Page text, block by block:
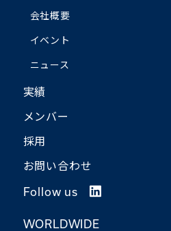
会社概要
イベント
ニュース
実績
メンバー
採用
お問い合わせ
Follow us
WORLDWIDE